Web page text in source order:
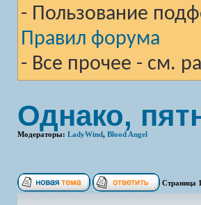
- Пользование
Правил форума
- Все прочее - см.
Однако,
Модераторы: LadyWind, Blood Angel
Страница 1